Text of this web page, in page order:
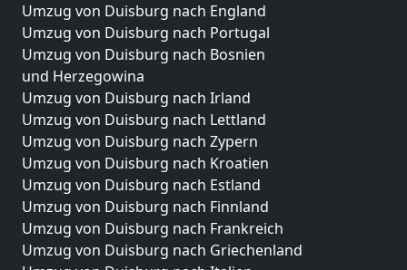
Umzug von Duisburg nach England
Umzug von Duisburg nach Portugal
Umzug von Duisburg nach Bosnien
und Herzegowina
Umzug von Duisburg nach Irland
Umzug von Duisburg nach Lettland
Umzug von Duisburg nach Zypern
Umzug von Duisburg nach Kroatien
Umzug von Duisburg nach Estland
Umzug von Duisburg nach Finnland
Umzug von Duisburg nach Frankreich
Umzug von Duisburg nach Griechenland